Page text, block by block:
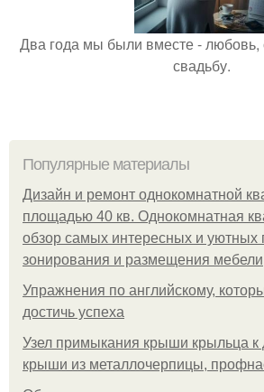
Два года мы были вместе - любовь,
свадьбу.
Популярные материалы
Дизайн и ремонт однокомнатной
площадью 40 кв. Однокомнатная
обзор самых интересных и уютных
зонирования и размещения
Упражнения по английскому,
достичь успеха
Узел примыкания крыши крыльца к
крыши из металлочерпицы,